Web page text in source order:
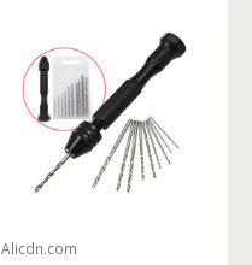
Alicdn.com